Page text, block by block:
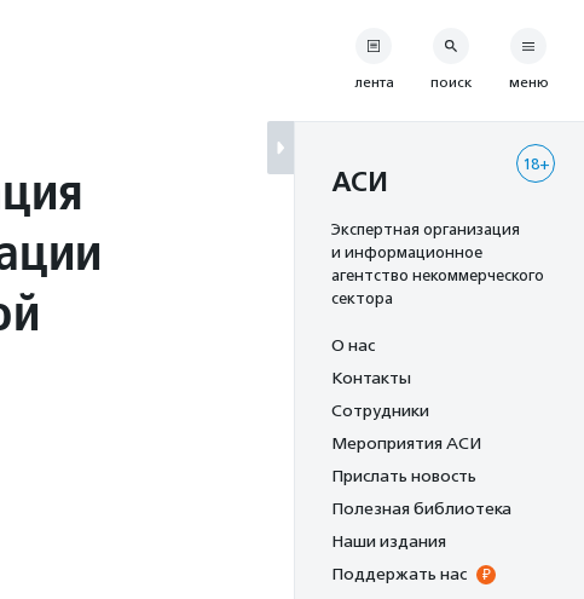
лента поиск меню
18+
АСИ
Экспертная организация
и информационное
агентство некоммерческого
сектора
О нас
Контакты
Сотрудники
Мероприятия АСИ
Прислать новость
Полезная библиотека
Наши издания
Поддержать нас